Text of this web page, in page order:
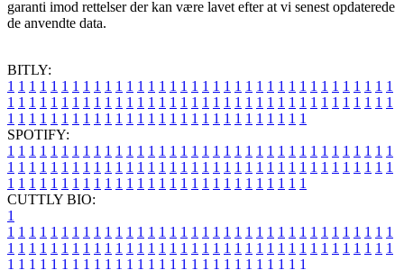
garanti imod rettelser der kan være lavet efter at vi senest opdaterede
de anvendte data.
BITLY:
1 1 1 1 1 1 1 1 1 1 1 1 1 1 1 1 1 1 1 1 1 1 1 1 1 1 1 1 1 1 1 1 1 1 1 1
1 1 1 1 1 1 1 1 1 1 1 1 1 1 1 1 1 1 1 1 1 1 1 1 1 1 1 1 1 1 1 1 1 1 1 1
1 1 1 1 1 1 1 1 1 1 1 1 1 1 1 1 1 1 1 1 1 1 1 1 1 1 1 1
SPOTIFY:
1 1 1 1 1 1 1 1 1 1 1 1 1 1 1 1 1 1 1 1 1 1 1 1 1 1 1 1 1 1 1 1 1 1 1 1
1 1 1 1 1 1 1 1 1 1 1 1 1 1 1 1 1 1 1 1 1 1 1 1 1 1 1 1 1 1 1 1 1 1 1 1
1 1 1 1 1 1 1 1 1 1 1 1 1 1 1 1 1 1 1 1 1 1 1 1 1 1 1 1
CUTTLY BIO:
1
1 1 1 1 1 1 1 1 1 1 1 1 1 1 1 1 1 1 1 1 1 1 1 1 1 1 1 1 1 1 1 1 1 1 1 1
1 1 1 1 1 1 1 1 1 1 1 1 1 1 1 1 1 1 1 1 1 1 1 1 1 1 1 1 1 1 1 1 1 1 1 1
1 1 1 1 1 1 1 1 1 1 1 1 1 1 1 1 1 1 1 1 1 1 1 1 1 1 1 1